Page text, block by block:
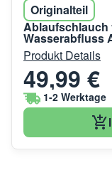
Originalteil
Ablaufschlauch
Wasserabfluss
Produkt Details
49,99 €
1-2 Werktage